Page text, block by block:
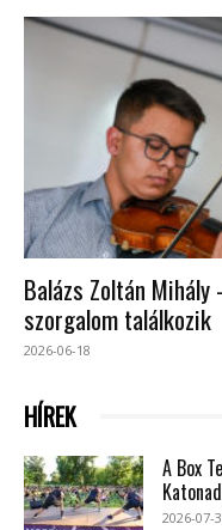
Balázs Zoltán
szorgalom találkozik
2026-06-18
HÍREK
A Box
2026-07-